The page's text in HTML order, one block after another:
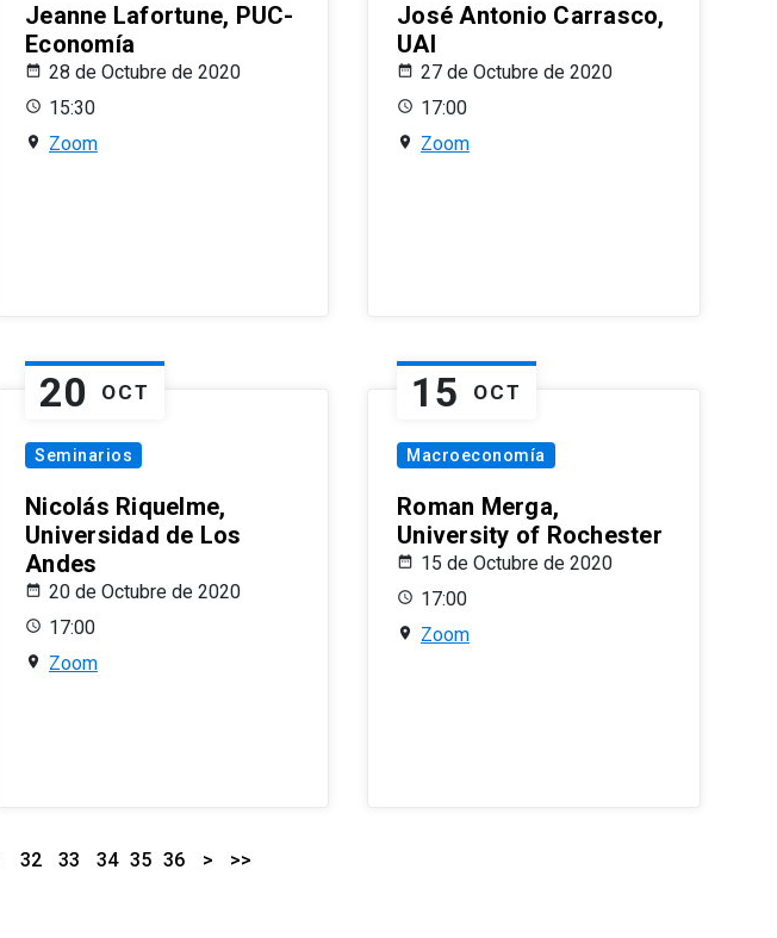
Jeanne Lafortune, PUC-
Economía
28 de Octubre de 2020
15:30
Zoom
José Antonio Carrasco,
UAI
27 de Octubre de 2020
17:00
Zoom
20 OCT
Seminarios
Nicolás Riquelme,
Universidad de Los
Andes
20 de Octubre de 2020
17:00
Zoom
15 OCT
Macroeconomía
Roman Merga,
University of Rochester
15 de Octubre de 2020
17:00
Zoom
32 33 34 35 36 > >>